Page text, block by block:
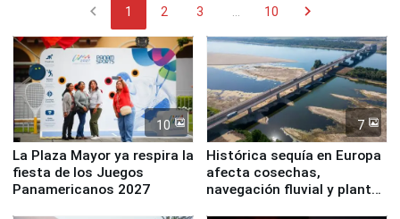
chevron_left 1 2 3 10 chevron_right
10
La Plaza Mayor ya respira la
fiesta de los Juegos
Panamericanos 2027
7
Histórica sequía en Europa
afecta cosechas,
navegación fluvial y plantas